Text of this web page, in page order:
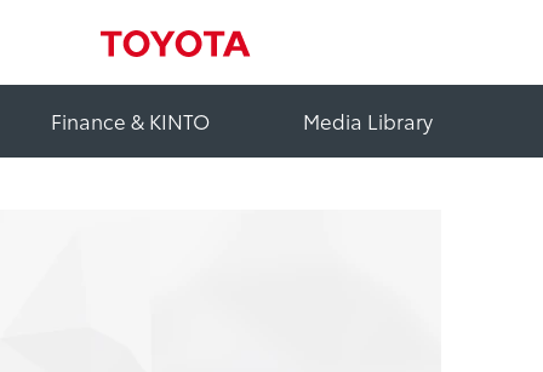
Finance & KINTO Media Library